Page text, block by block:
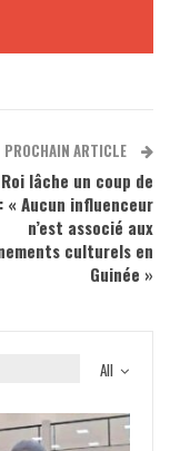
PROCHAIN ARTICLE
lâche un coup de
« Aucun influenceur
n’est associé aux
culturels en
Guinée »
All